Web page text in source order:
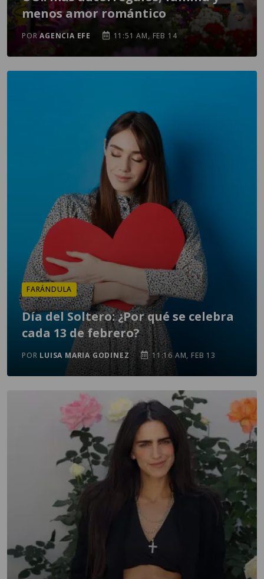
menos amor romántico
PORAGENCIA EFE 11:51 AM, FEB 14
FARÁNDULA
Día del Soltero: ¿Por qué se celebra
cada 13 de febrero?
POR LUISA MARIA GODINEZ 11:16 AM, FEB 13